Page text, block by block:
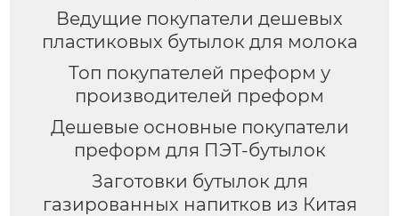
Ведущие покупатели дешевых
пластиковых бутылок для молока
Топ покупателей преформ у
производителей преформ
Дешевые основные покупатели
преформ для ПЭТ-бутылок
Заготовки бутылок для
газированных напитков из Китая